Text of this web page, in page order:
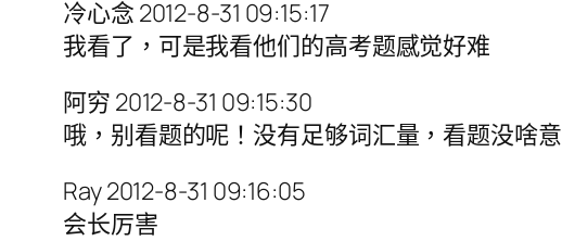
冷心念 2012-8-31 09:15:17
我看了，可是我看他们的高考题感觉好难
阿穷 2012-8-31 09:15:30
哦，别看题的呢！没有足够词汇量，看题没啥
Ray 2012-8-31 09:16:05
会长厉害